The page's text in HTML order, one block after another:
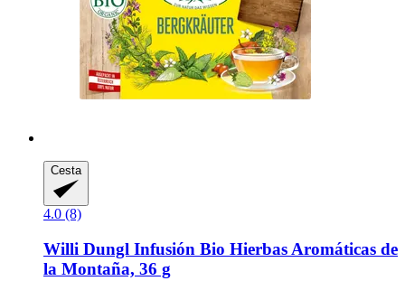
Cesta
4.0 (8)
Willi Dungl Infusión Bio Hierbas Aromáticas de
la Montaña, 36 g